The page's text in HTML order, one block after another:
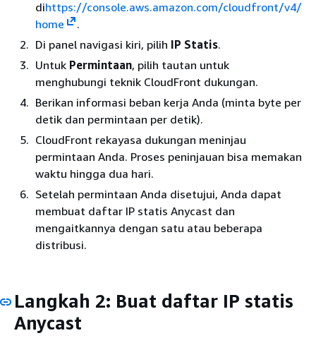
dihttps://console.aws.amazon.com/cloudfront/v4/
home
.
Di panel navigasi kiri, pilih IP Statis.
Untuk Permintaan, pilih tautan untuk
menghubungi teknik CloudFront dukungan.
Berikan informasi beban kerja Anda (minta byte per
detik dan permintaan per detik).
CloudFront rekayasa dukungan meninjau
permintaan Anda. Proses peninjauan bisa memakan
waktu hingga dua hari.
Setelah permintaan Anda disetujui, Anda dapat
membuat daftar IP statis Anycast dan
mengaitkannya dengan satu atau beberapa
distribusi.
Langkah 2: Buat daftar IP statis
Anycast